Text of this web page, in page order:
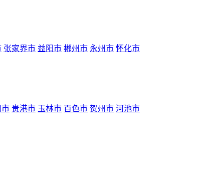
张家界市 益阳市 郴州市 永州市 怀化市
市 贵港市 玉林市 百色市 贺州市 河池市